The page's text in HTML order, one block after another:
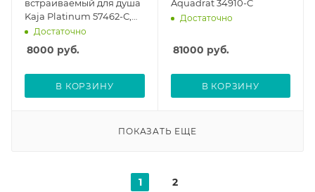
встраиваемый для душа
Kaja Platinum 57462-С,
без скрытой части
Достаточно
8000 руб.
В КОРЗИНУ
Aquadrat 34910-C
Достаточно
81000 руб.
В КОРЗИНУ
ПОКАЗАТЬ ЕЩЕ
1 2